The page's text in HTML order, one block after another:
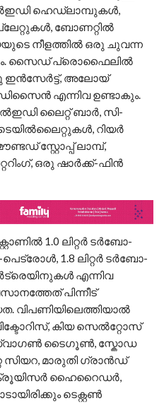
ഹെഡ്‌ലാമ്പുകൾ,
ബോണറ്റിൽ
നീളത്തിൽ ഒരു ചുവന്ന
സൈഡ് പ്രൊഫൈലിൽ
അലോയ്
എന്നിവ ഉണ്ടാകും.
ലൈറ്റ് ബാർ, സി-
റിയർ
സ്റ്റോപ്പ് ലാമ്പ്,
ഒരു ഷാർക്ക്-ഫിൻ
1.0 ലിറ്റർ ടർബോ-
1.8 ലിറ്റർ ടർബോ-
എന്നിവ
പിന്നീട്
വിപണിയിലെത്തിയാൽ
കിയ സെൽറ്റോസ്
ടൈഗൂൺ, സ്കോഡ
സിയറ, മാരുതി ഗ്രാൻഡ്
ക്രൂയിസർ ഹൈറൈഡർ,
ടെക്റ്റൺ